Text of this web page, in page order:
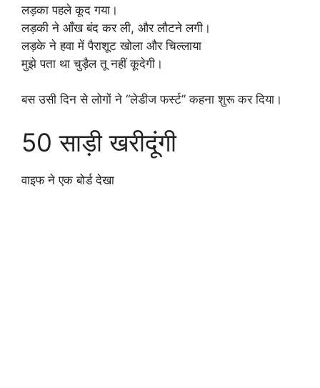
लड़का पहले कूद गया।
लड़की ने आँख बंद कर ली, और लौटने लगी।
लड़के ने हवा में पैराशूट खोला और चिल्लाया
मुझे पता था चुड़ैल तू नहीं कूदेगी।
बस उसी दिन से लोगों ने “लेडीज फर्स्ट” कहना शुरू कर दिया।
50 साड़ी खरीदूंगी
वाइफ ने एक बोर्ड देखा